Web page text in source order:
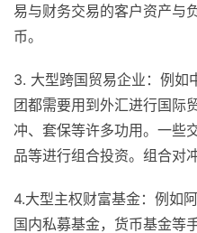
易与财务交易的客户资产与
币。
3. 大型跨国贸易企业：例如
团都需要用到外汇进行国际
冲、套保等许多功用。一些
品等进行组合投资。组合对
4.大型主权财富基金：例如
国内私募基金，货币基金等